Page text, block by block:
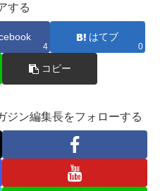
する
4
はてブ
0
コピー
ジン編集長をフォローする